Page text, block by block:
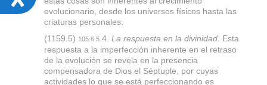
c
evolucionario, desde los universos físicos hasta las
criaturas personales.
(1159.5) 105:6.54. La respuesta en la divinidad. Esta
respuesta a la imperfección inherente en el retraso
de la evolución se revela en la presencia
compensadora de Dios el Séptuple, por cuyas
actividades lo que se está perfeccionando es